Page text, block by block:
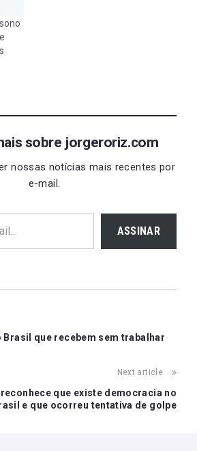
da
sobre jorgeroriz.com
nossas notícias mais recentes por
e-mail.
ASSINAR
Brasil que recebem sem trabalhar
Next article
reconhece que existe democracia no
e que ocorreu tentativa de golpe